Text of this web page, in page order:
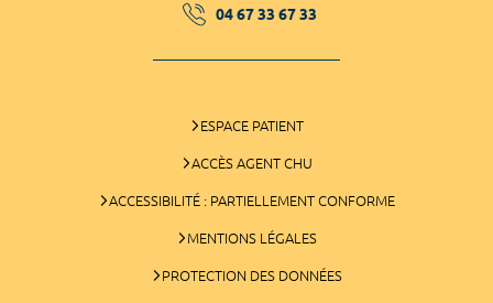
04 67 33 67 33
ESPACE PATIENT
ACCÈS AGENT CHU
ACCESSIBILITÉ : PARTIELLEMENT CONFORME
MENTIONS LÉGALES
PROTECTION DES DONNÉES